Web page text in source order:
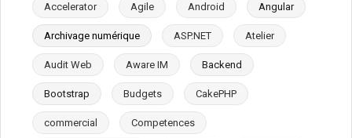
Accelerator Agile Android Angular
Archivage numérique ASP.NET Atelier
Audit Web Aware IM Backend
Bootstrap Budgets CakePHP
commercial Competences